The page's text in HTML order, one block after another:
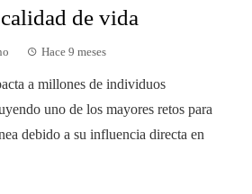
de vida
Hace 9 meses
a millones de individuos
uno de los mayores retos para
debido a su influencia directa en